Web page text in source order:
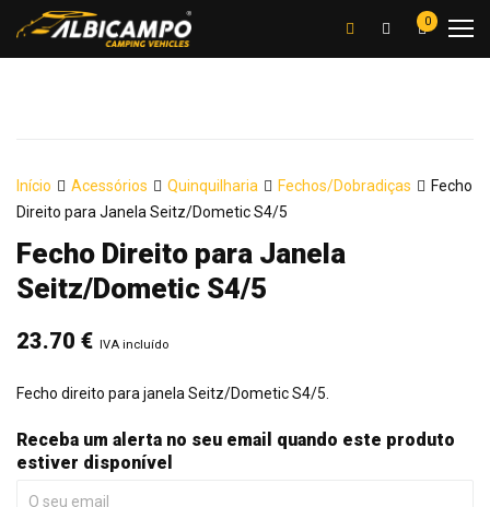
0
Início Acessórios Quinquilharia Fechos/Dobradiças
Fecho
Direito para Janela Seitz/Dometic S4/5
Fecho Direito para Janela
Seitz/Dometic S4/5
23.70 € IVA incluído
Fecho direito para janela Seitz/Dometic S4/5.
Receba um alerta no seu email quando este produto
estiver disponível